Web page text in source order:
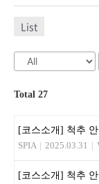
List
Total 27
[코스소개] 척추
SPIA | 2025.03.31 |